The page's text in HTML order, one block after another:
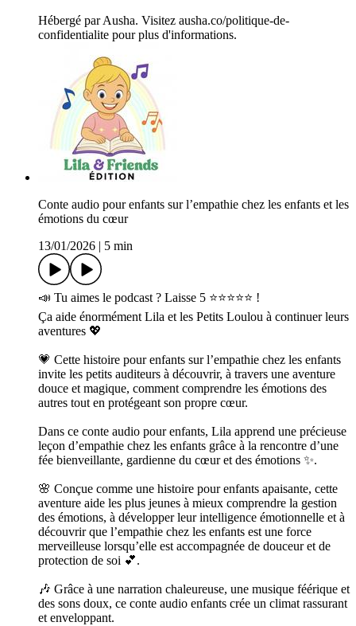
Hébergé par Ausha. Visitez ausha.co/politique-de-
confidentialite pour plus d'informations.
Conte audio pour enfants sur l’empathie chez les enfants et les
émotions du cœur
13/01/2026
5 min
📣 Tu aimes le podcast ? Laisse 5 ⭐⭐⭐⭐⭐ !
Ça aide énormément Lila et les Petits Loulou à continuer leurs
aventures 💖
💗 Cette histoire pour enfants sur l’empathie chez les enfants
invite les petits auditeurs à découvrir, à travers une aventure
douce et magique, comment comprendre les émotions des
autres tout en protégeant son propre cœur.
Dans ce conte audio pour enfants, Lila apprend une précieuse
leçon d’empathie chez les enfants grâce à la rencontre d’une
fée bienveillante, gardienne du cœur et des émotions ✨.
🌸 Conçue comme une histoire pour enfants apaisante, cette
aventure aide les plus jeunes à mieux comprendre la gestion
des émotions, à développer leur intelligence émotionnelle et à
découvrir que l’empathie chez les enfants est une force
merveilleuse lorsqu’elle est accompagnée de douceur et de
protection de soi 💕.
🎶 Grâce à une narration chaleureuse, une musique féérique et
des sons doux, ce conte audio enfants crée un climat rassurant
et enveloppant.